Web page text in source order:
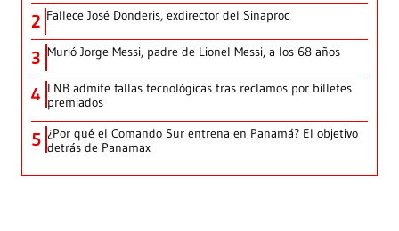
2 Fallece José Donderis, exdirector del Sinaproc
3 Murió Jorge Messi, padre de Lionel Messi, a los 68 años
4 LNB admite fallas tecnológicas tras reclamos por billetes
premiados
5 ¿Por qué el Comando Sur entrena en Panamá? El objetivo
detrás de Panamax